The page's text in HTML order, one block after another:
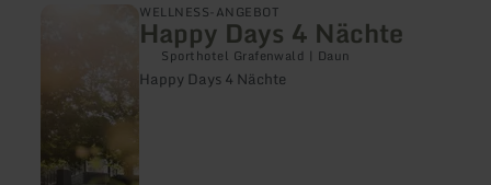
WELLNESS-ANGEBOT
Happy Days 4 Nächte
Sporthotel Grafenwald | Daun
Happy Days 4 Nächte
Nächte